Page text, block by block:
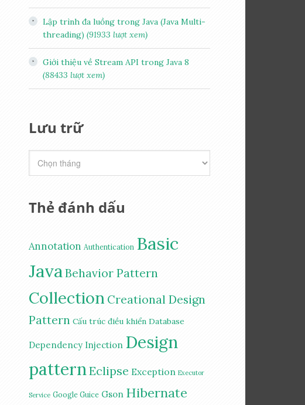
Lập trình đa luồng trong Java (Java Multi-
threading) (91933 lượt xem)
Giới thiệu về Stream API trong Java 8
(88433 lượt xem)
Lưu trữ
Thẻ đánh dấu
Annotation Authentication Basic
JavaBehavior Pattern
Collection Creational Design
Pattern Cấu trúc điều khiển Database
Dependency Injection Design
patternEclipse Exception Executor
Service Google Guice Gson Hibernate